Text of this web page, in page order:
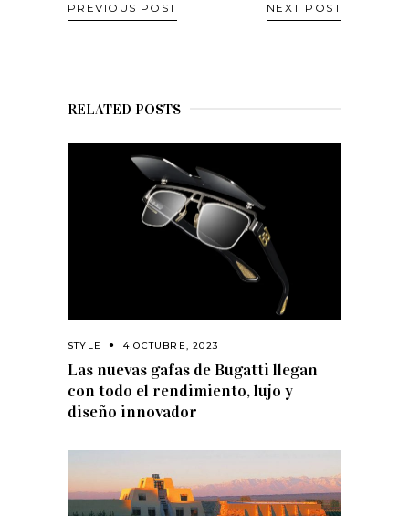
PREVIOUS POST NEXT POST
RELATED POSTS
STYLE 4 OCTUBRE, 2023
Las nuevas gafas de Bugatti llegan
con todo el rendimiento, lujo y
diseño innovador